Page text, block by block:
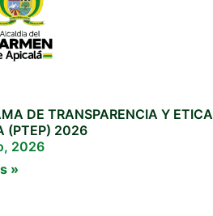
DE TRANSPARENCIA Y ETICA
(PTEP) 2026
2026
»